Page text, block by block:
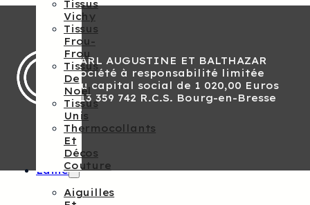
Tissus
Vichy
Tissus
Frou-
Frou
Tissus
De
Noël
Tissus
Unis
Thermocollants
Et
Décos
Couture
Laine
Aiguilles
SARL AUGUSTINE ET BALTHAZAR
Société à responsabilité limitée
Au capital social de 1 020,00 Euros
813 359 742 R.C.S. Bourg-en-Bresse